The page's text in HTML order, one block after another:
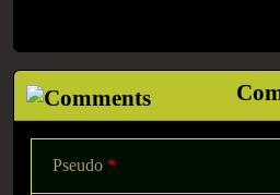
Pseudo *